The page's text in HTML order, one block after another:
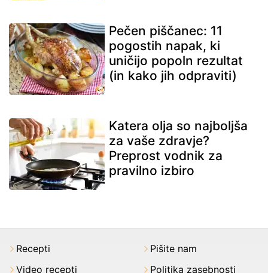
Pečen piščanec: 11
pogostih napak, ki
uničijo popoln rezultat
(in kako jih odpraviti)
Katera olja so najboljša
za vaše zdravje?
Preprost vodnik za
pravilno izbiro
Recepti
Video recepti
Pišite nam
Politika zasebnosti